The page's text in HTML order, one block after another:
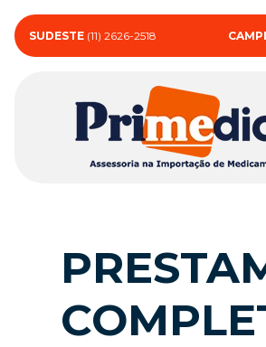
SUDESTE (11) 2626-2518